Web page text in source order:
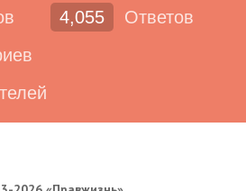
4,055
Ответов